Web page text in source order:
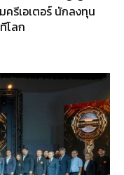
ครีเอเตอร์ นักลงทุน
โลก